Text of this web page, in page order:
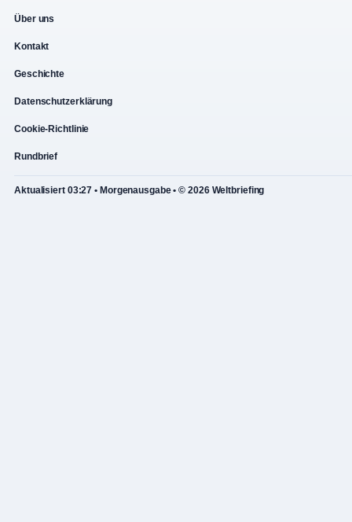
Über uns
Kontakt
Geschichte
Datenschutzerklärung
Cookie-Richtlinie
Rundbrief
Aktualisiert 03:27 • Morgenausgabe • © 2026 Weltbriefing